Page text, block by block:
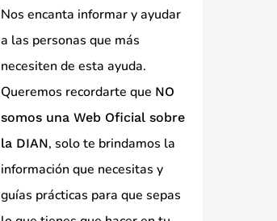
Nos encanta informar y ayudar
a las personas que más
necesiten de esta ayuda.
Queremos recordarte que NO
somos una Web Oficial sobre
la DIAN, solo te brindamos la
información que necesitas y
guías prácticas para que sepas